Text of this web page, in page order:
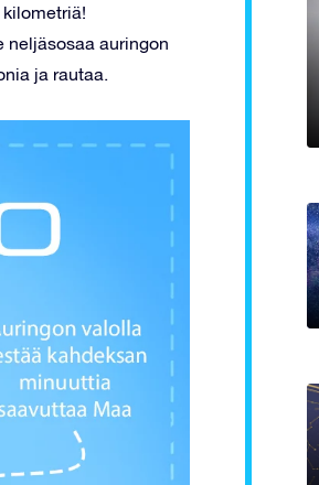
neljäsosaa auringon
ja rautaa.